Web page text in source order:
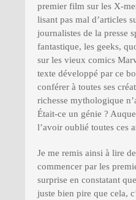
premier film sur les X-
lisant pas mal d’articles
journalistes de la presse
fantastique, les geeks,
sur les vieux comics
texte développé par ce
conférer à toutes ses
richesse mythologique
Était-ce un génie ?
l’avoir oublié toutes ces
Je me remis ainsi à lire
commencer par les
surprise en constatant
juste bien pire que cela,